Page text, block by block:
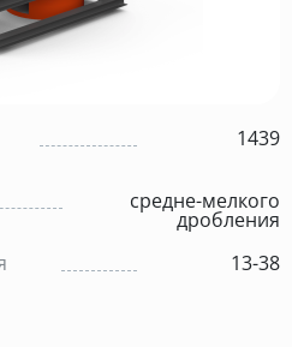
1439
средне-мелкого
дробления
13-38